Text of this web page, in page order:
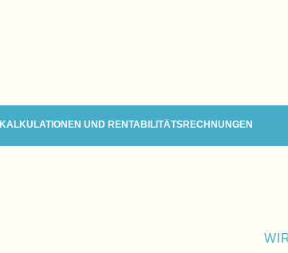
KALKULATIONEN UND RENTABILITÄTSRECHNUNGEN